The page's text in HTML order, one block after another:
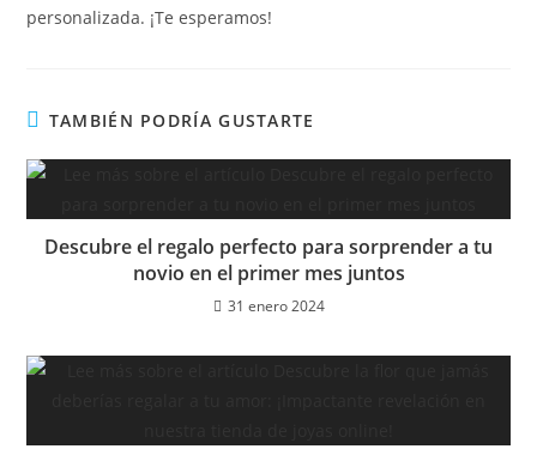
personalizada. ¡Te esperamos!
TAMBIÉN PODRÍA GUSTARTE
Descubre el regalo perfecto para sorprender a tu
novio en el primer mes juntos
31 enero 2024